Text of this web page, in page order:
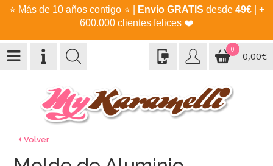
⭐ Más de 10 años contigo ⭐ Envío GRATIS desde 49€| +
600.000 clientes felices ❤️
0
0,00€
Volver